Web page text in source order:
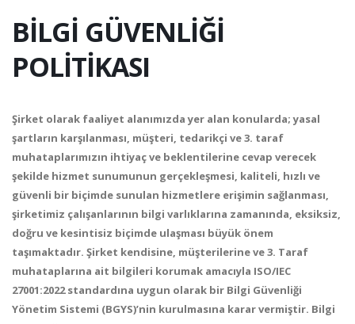
BİLGİ GÜVENLİĞİ
POLİTİKASI
Şirket olarak faaliyet alanımızda yer alan konularda; yasal
şartların karşılanması, müşteri, tedarikçi ve 3. taraf
muhataplarımızın ihtiyaç ve beklentilerine cevap verecek
şekilde hizmet sunumunun gerçekleşmesi, kaliteli, hızlı ve
güvenli bir biçimde sunulan hizmetlere erişimin sağlanması,
şirketimiz çalışanlarının bilgi varlıklarına zamanında, eksiksiz,
doğru ve kesintisiz biçimde ulaşması büyük önem
taşımaktadır. Şirket kendisine, müşterilerine ve 3. Taraf
muhataplarına ait bilgileri korumak amacıyla ISO/IEC
27001:2022 standardına uygun olarak bir Bilgi Güvenliği
Yönetim Sistemi (BGYS)’nin kurulmasına karar vermiştir. Bilgi